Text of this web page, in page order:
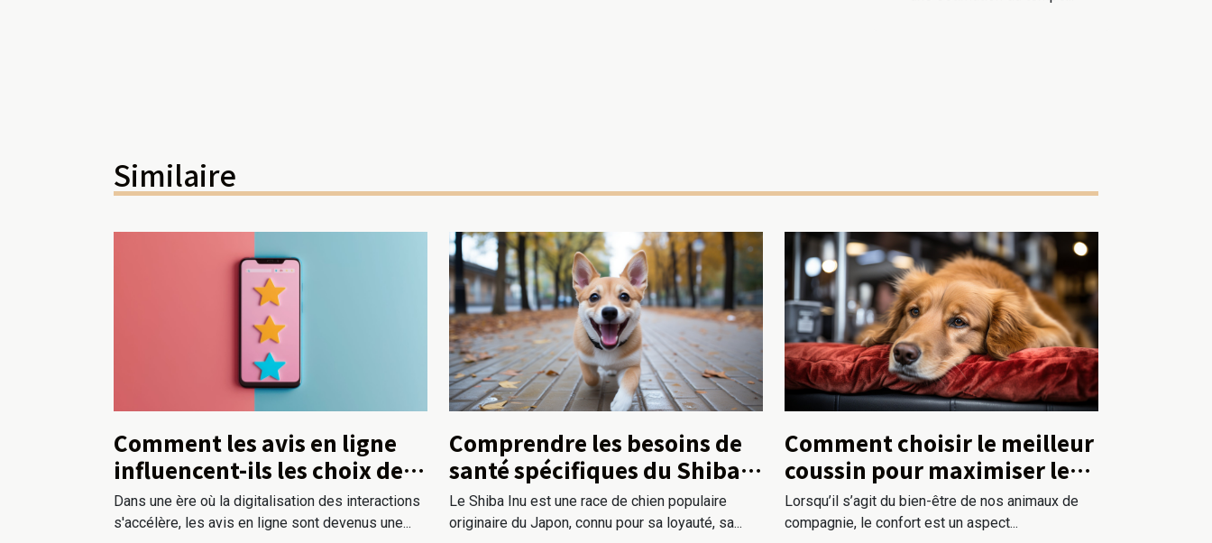
Similaire
Comment les avis en ligne
influencent-ils les choix des
consommateurs ?
Dans une ère où la digitalisation des interactions
s'accélère, les avis en ligne sont devenus une...
Comprendre les besoins de
santé spécifiques du Shiba
Inu : conseils pour les futurs
propriétaires
Le Shiba Inu est une race de chien populaire
originaire du Japon, connu pour sa loyauté, sa...
Comment choisir le meilleur
coussin pour maximiser le
confort de votre chien
Lorsqu’il s’agit du bien-être de nos animaux de
compagnie, le confort est un aspect...